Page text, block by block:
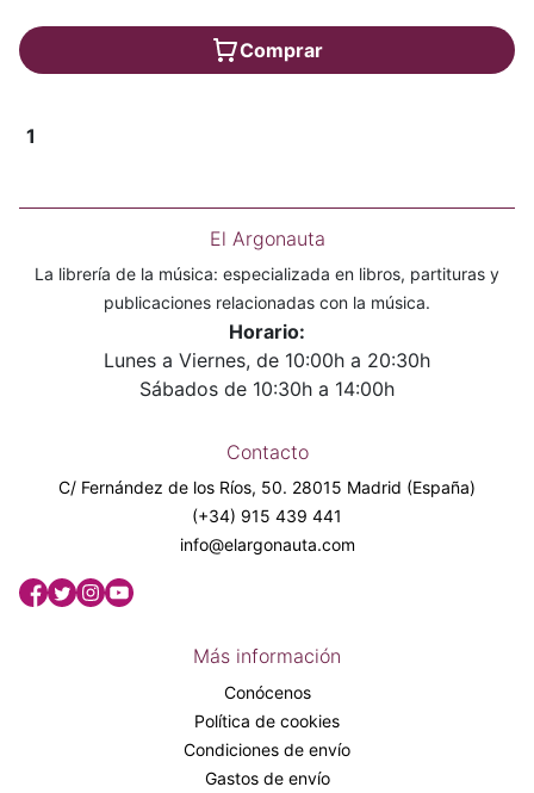
Comprar
1
El Argonauta
La librería de la música: especializada en libros, partituras y
publicaciones relacionadas con la música.
Horario:
Lunes a Viernes, de 10:00h a 20:30h
Sábados de 10:30h a 14:00h
Contacto
C/ Fernández de los Ríos, 50. 28015 Madrid (España)
(+34) 915 439 441
info@elargonauta.com
Más información
Conócenos
Política de cookies
Condiciones de envío
Gastos de envío